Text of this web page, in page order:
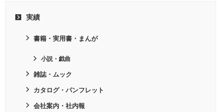
実績
書籍・実用書・まんが
小説・戯曲
雑誌・ムック
カタログ・パンフレット
会社案内・社内報